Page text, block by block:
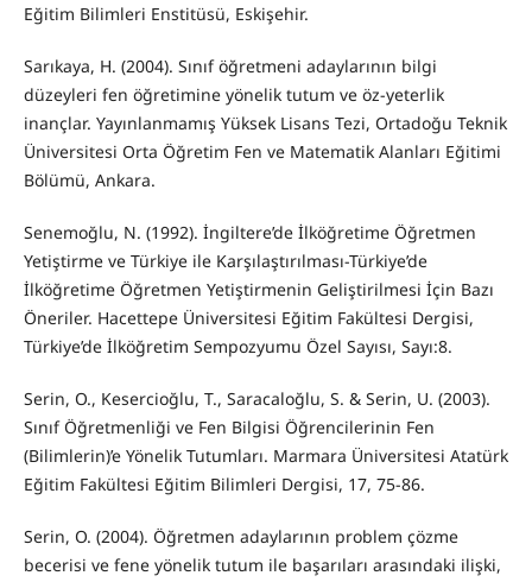
Eğitim Bilimleri Enstitüsü, Eskişehir.
Sarıkaya, H. (2004). Sınıf öğretmeni adaylarının bilgi
düzeyleri fen öğretimine yönelik tutum ve öz-yeterlik
inançlar. Yayınlanmamış Yüksek Lisans Tezi, Ortadoğu Teknik
Üniversitesi Orta Öğretim Fen ve Matematik Alanları Eğitimi
Bölümü, Ankara.
Senemoğlu, N. (1992). İngiltere’de İlköğretime Öğretmen
Yetiştirme ve Türkiye ile Karşılaştırılması-Türkiye’de
İlköğretime Öğretmen Yetiştirmenin Geliştirilmesi İçin Bazı
Öneriler. Hacettepe Üniversitesi Eğitim Fakültesi Dergisi,
Türkiye’de İlköğretim Sempozyumu Özel Sayısı, Sayı:8.
Serin, O., Kesercioğlu, T., Saracaloğlu, S. & Serin, U. (2003).
Sınıf Öğretmenliği ve Fen Bilgisi Öğrencilerinin Fen
(Bilimlerin)’e Yönelik Tutumları. Marmara Üniversitesi Atatürk
Eğitim Fakültesi Eğitim Bilimleri Dergisi, 17, 75-86.
Serin, O. (2004). Öğretmen adaylarının problem çözme
becerisi ve fene yönelik tutum ile başarıları arasındaki ilişki,